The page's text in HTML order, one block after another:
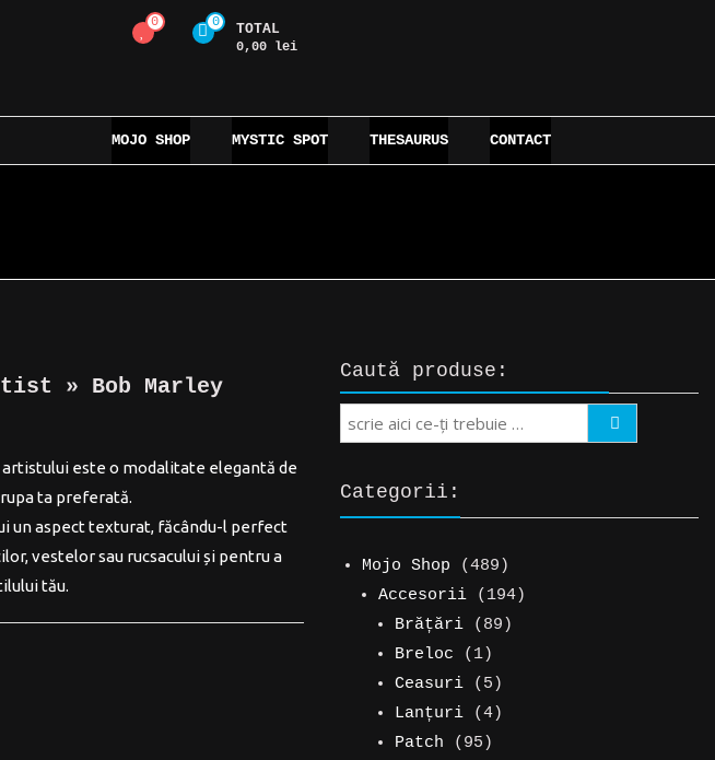
0 0 TOTAL
0,00 lei
MOJO SHOP MYSTIC SPOT THESAURUS CONTACT
» Bob Marley
este:
20,00 lei.
este o modalitate elegantă de
ta preferată.
un aspect texturat, făcându-l perfect
vestelor sau rucsacului și pentru a
tău.
Caută produse:
Search
Categorii:
Mojo Shop 489489
de
produse
Accesorii 194194
Brățări 8989
Breloc 11
produs
Ceasuri 55
produse
Lanțuri 44
Patch 9595